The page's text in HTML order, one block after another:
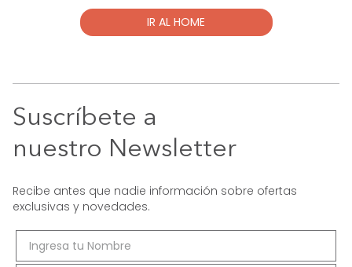
IR AL HOME
Suscríbete a
nuestro Newsletter
Recibe antes que nadie información sobre ofertas
exclusivas y novedades.
Mesa Centro
Mesa Noche